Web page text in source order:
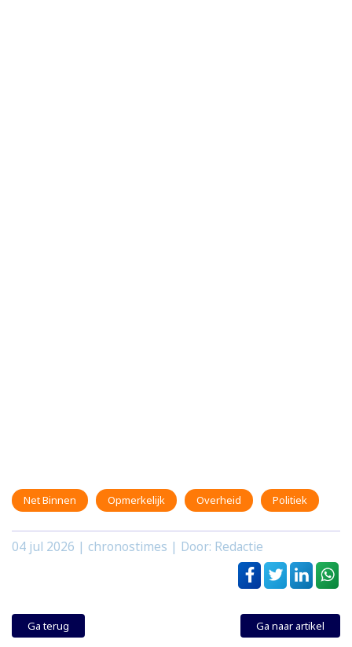
Net Binnen Opmerkelijk Overheid Politiek
04 jul 2026 | chronostimes | Door: Redactie
Ga terug Ga naar artikel